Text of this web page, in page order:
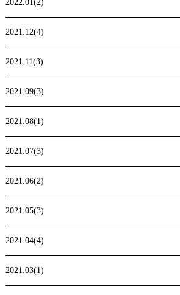
2022.01(2)
2021.12(4)
2021.11(3)
2021.09(3)
2021.08(1)
2021.07(3)
2021.06(2)
2021.05(3)
2021.04(4)
2021.03(1)